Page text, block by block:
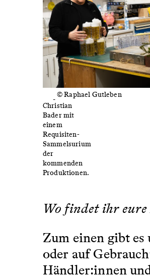
© Raphael Gutleben
Requisiteur
Christian
Bader mit
einem
Requisiten-
Sammelsurium
der
kommenden
Produktionen.
Wo findet ihr eure
Zum einen gibt
oder auf
Händler:innen